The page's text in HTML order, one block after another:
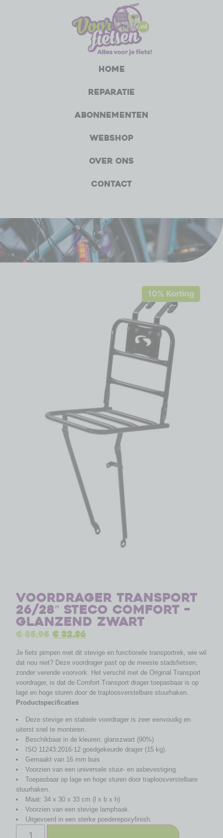
Home
Reparatie
Abonnementen
Webshop
Over ons
Contact
10% Korting
Voordrager Transport
26/28″ Steco Comfort –
glanzend zwart
€35,95 €32,36
Je fiets pimpen met dit stevige en functionele transportrek, wie wil
dat nou niet? Deze voordrager past op de meeste stadsfietsen,
zonder verende voorvork. Het verschil met de Original Transport
voordrager, is dat de Comfort Transport drager toepasbaar is op
lage en hoge sturen door de traploosverstelbare stuurhaken.
Productspecificaties
Deze stevige en stabiele voordrager is zeer eenvoudig en
uiterst snel te monteren.
Beschikbaar in de kleuren: glanszwart (90%)
ISO 11243:2016-12 goedgekeurde drager (15 kg).
Gemaakt van 16 mm buis
Voorzien van een universele stuur- en asbevestiging.
Toepasbaar op lage en hoge sturen door traploosverstelbare
stuurhaken.
Maat: 34 x 30 x 33 cm (l x b x h)
Voorzien van een stevige lamphaak.
Uitgevoerd in een sterke poederepoxyfinish.